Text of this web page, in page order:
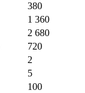
380
1 360
2 680
720
2
5
100